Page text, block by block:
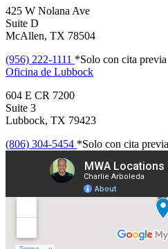
425 W Nolana Ave
Suite D
McAllen, TX 78504
(956) 222-1111 *Solo con cita previa
Oficina de Lubbock
604 E CR 7200
Suite 3
Lubbock, TX 79423
(806) 304-5454 *Solo con cita previa